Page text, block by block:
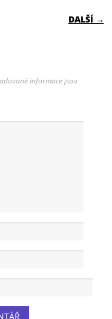
DALŠÍ →
informace jsou